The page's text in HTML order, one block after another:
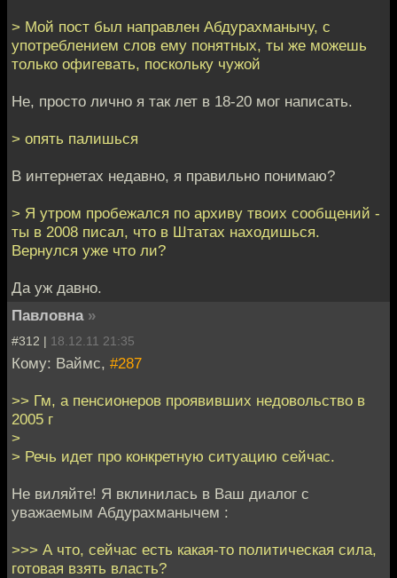
> Мой пост был направлен Абдурахманычу, с
употреблением слов ему понятных, ты же можешь
только офигевать, поскольку чужой
Не, просто лично я так лет в 18-20 мог написать.
> опять палишься
В интернетах недавно, я правильно понимаю?
> Я утром пробежался по архиву твоих сообщений -
ты в 2008 писал, что в Штатах находишься.
Вернулся уже что ли?
Да уж давно.
Павловна »
#312 | 18.12.11 21:35
Кому: Ваймс, #287
>> Гм, а пенсионеров проявивших недовольство в
2005 г
>
> Речь идет про конкретную ситуацию сейчас.
Не виляйте! Я вклинилась в Ваш диалог с
уважаемым Абдурахманычем :
>>> А что, сейчас есть какая-то политическая сила,
готовая взять власть?